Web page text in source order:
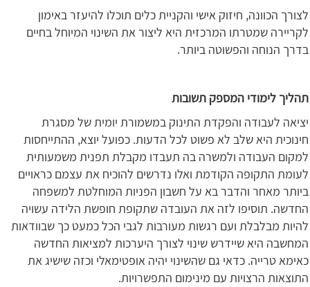
לצורך הכוונה, חיזוק אישי והקניית כלים תוכלו להיעזר באימון
לקריירה שמטרתו המרכזית היא ליצור את השינוי המיוחל בחיים
בדרך הנוחה והפשוטה ביותר.
תהליך לימודי המספק תשובות
יציאה לעבודה והפקדת התינוק במשמורת יומית של מסגרת
חינוכית היא שלב לא פשוט לכל הדעות. כפועל יוצא, ההתייחסות
למקום העבודה ולמשרה בה תעבדו מקבלת תפנית משמעותית
לעומת התקופה הקודמת ואלו נדרשים להוכיח את עצמם כראויים
ביותר מאחר והדבר בא על חשבון הפניות המוחלטת למשפחה
החדשה. תוסיפו לזה את העובדה שתקופת חופשת הלידה עשויה
להיות מבלבלת ועם רגשות מעורבות לגבי הכל כמעט כך שבוודאות
המחשבה היא שיידרש שינוי לצורך היערכות למציאות החדשה
כאימא טרייה. כדאי גם שהשינוי יהיה אופטימאלי וכזה שישיג את
התוצאות הרצויות עם מינימום התפשרויות.